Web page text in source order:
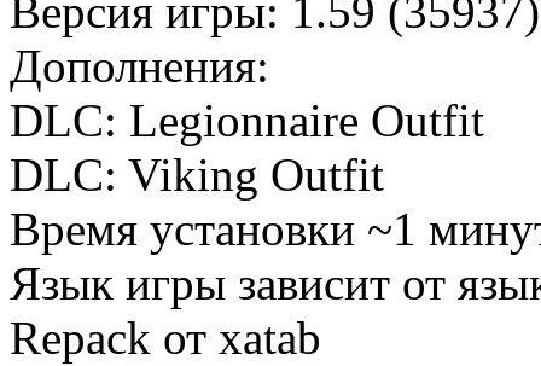
Версия игры: 1.59
Дополнения:
DLC: Legionnaire Outfit
DLC: Viking Outfit
Время установки ~1
Язык игры зависит от
Repack от xatab